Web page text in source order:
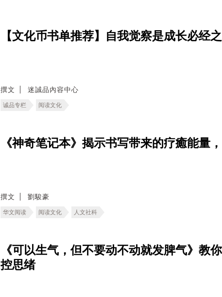
【文化币书单推荐】自我觉察是成长必经
撰文 迷誠品內容中心
诚品专栏 阅读文化
《神奇笔记本》揭示书写带来的疗癒能量
撰文 劉駿豪
华文阅读 阅读文化 人文社科
《可以生气，但不要动不动就发脾气》教
控思绪